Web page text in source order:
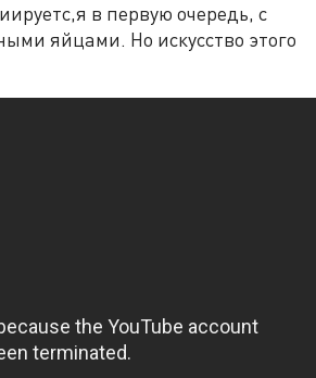
в первую очередь, с
яйцами. Но искусство этого